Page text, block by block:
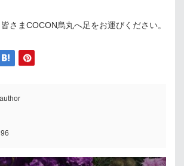
さまCOCON烏丸へ足をお運びください。